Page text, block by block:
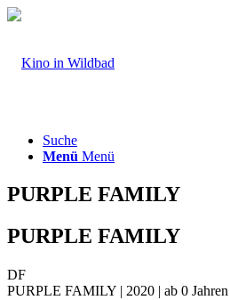
Suche
Menü Menü
PURPLE FAMILY
PURPLE FAMILY
DF
PURPLE FAMILY | 2020 | ab 0